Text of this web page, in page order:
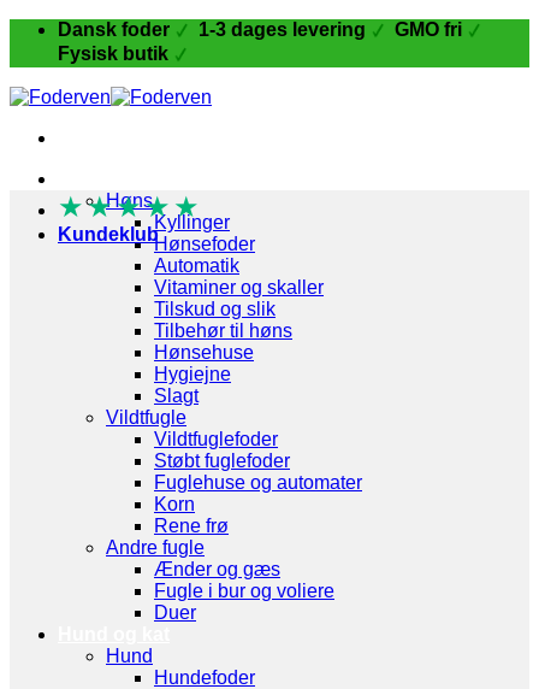
Fortsæt
indhold
Dansk foder 1-3 dages levering
GMO fri
Fysisk butik
Høns
Kyllinger
Hønsefoder
Automatik
Vitaminer og skaller
Tilskud og slik
Tilbehør til høns
Hønsehuse
Hygiejne
Slagt
Vildtfugle
Vildtfuglefoder
Støbt fuglefoder
Fuglehuse og automater
Korn
Rene frø
Andre fugle
Ænder og gæs
Fugle i bur og voliere
Duer
Hund
Hundefoder
★★★★ ★
Kundeklub